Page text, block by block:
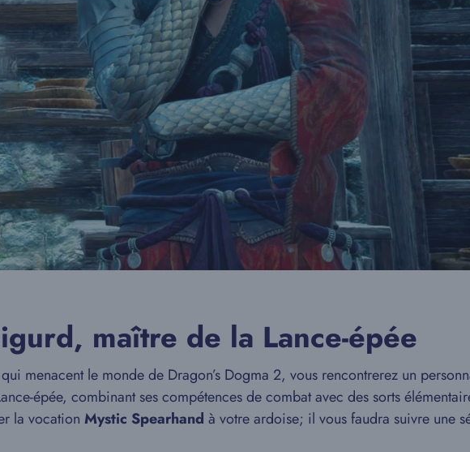
maître de la Lance-épée
menacent le monde de Dragon’s Dogma 2, vous rencontrerez un
épée, combinant ses compétences de combat avec des sorts
la vocation Mystic Spearhand à votre ardoise; il vous faudra suivre une